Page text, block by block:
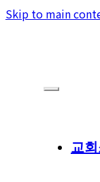
Skip to main
교